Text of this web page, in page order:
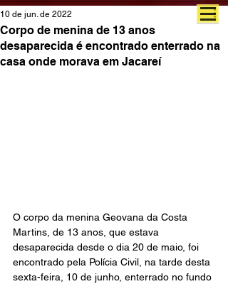
Corpo de menina de 13 anos
desaparecida é encontrado enterrado na
casa onde morava em Jacareí
10 de jun. de 2022
O corpo da menina Geovana da Costa
Martins, de 13 anos, que estava
desaparecida desde o dia 20 de maio, foi
encontrado pela Polícia Civil, na tarde desta
sexta-feira, 10 de junho, enterrado no fundo